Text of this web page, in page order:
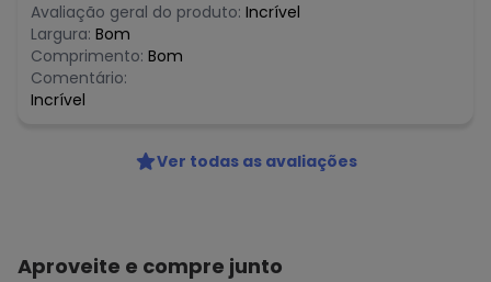
Avaliação geral do produto: Incrível
Largura: Bom
Comprimento: Bom
Comentário:
Incrível
Ver todas as avaliações
Aproveite e compre junto